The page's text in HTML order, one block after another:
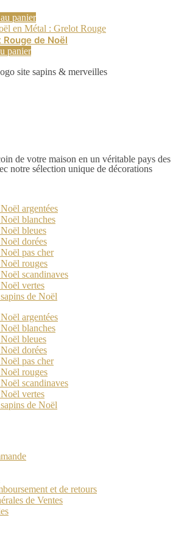
panier
de Noël
panier
de votre maison en un véritable pays des
notre sélection unique de décorations
argentées
blanches
bleues
dorées
pas cher
rouges
scandinaves
vertes
de Noël
argentées
blanches
bleues
dorées
pas cher
rouges
scandinaves
vertes
de Noël
et de retours
de Ventes